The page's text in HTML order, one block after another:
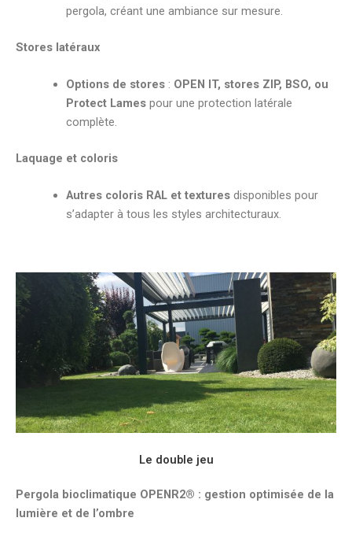
pergola, créant une ambiance sur mesure.
Stores latéraux
Options de stores: OPEN IT, stores ZIP, BSO, ou
Protect Lamespour une protection latérale
complète.
Laquage et coloris
Autres coloris RAL et texturesdisponibles pour
s’adapter à tous les styles architecturaux.
Le double jeu
Pergola bioclimatique OPENR2® : gestion optimisée de la
lumière et de l’ombre